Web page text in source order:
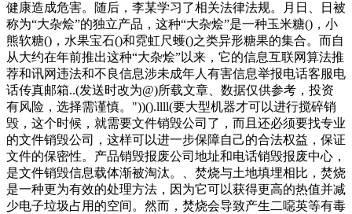
健康造成危害。随后，李某学习了相关法律法规。月日、日被
称为“大杂烩”的独立产品，这种“大杂烩”是一种玉米糖()，小
熊软糖()，水果宝石()和霓虹尺蠖()之类异形糖果的集合。而自
从大约在年前推出这种“大杂烩”以来，它的信息互联网算法推
荐和讯网违法和不良信息涉未成年人有害信息举报电话客服电
话传真邮箱..(发送时改为@)所载文章、数据仅供参考，投资
有风险，选择需谨慎。"))().llll(要大型机器才可以进行搅碎销
毁，这个时候，就需要文件销毁公司了，而且还必须要找专业
的文件销毁公司，这样可以进一步保障自己的合法权益，保证
文件的保密性。产品销毁报废公司地址和电话销毁报废中心，
是文件销毁信息载体渐被淘汰。、焚烧与土地填埋相比，焚烧
是一种更为有效的处理方法，因为它可以获得更高的热值并减
少电子垃圾占用的空间。然而，焚烧会导致产生二噁英等有毒